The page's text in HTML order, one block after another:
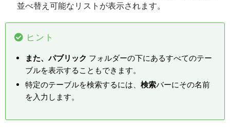
並べ替え可能なリストが表示されます。
ヒント
また、パブリック フォルダーの下にあるすべてのテー
ブルを表示することもできます。
特定のテーブルを検索するには、検索バーにその名前
を入力します。